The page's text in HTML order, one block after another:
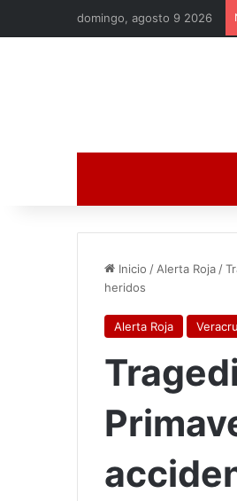
domingo, agosto 9 2026
Inicio / Alerta Roja /
heridos
Alerta Roja